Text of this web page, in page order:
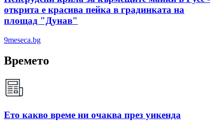
открита е красива пейка в градинката на
площад "Дунав"
9meseca.bg
Времето
Ето какво време ни очаква през уикенда